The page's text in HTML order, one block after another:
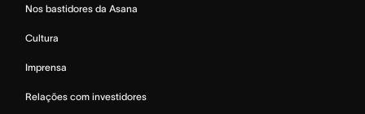
Nos bastidores da Asana
Cultura
Imprensa
Relações com investidores